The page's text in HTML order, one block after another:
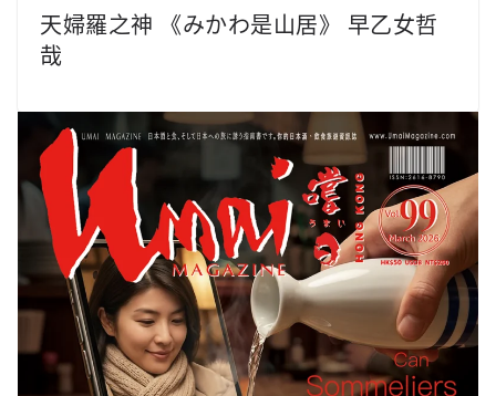
天婦羅之神 《みかわ是山居》 早乙女哲
哉